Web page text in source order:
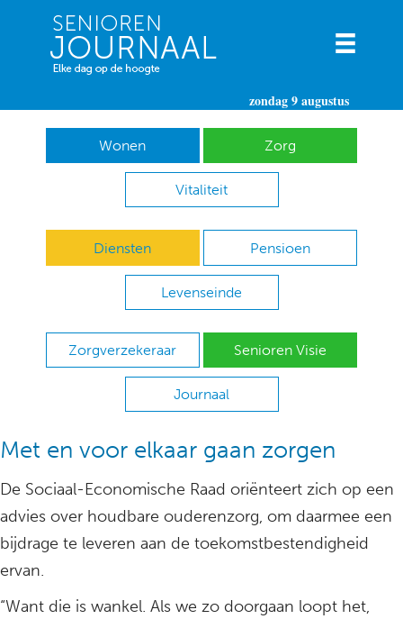
zondag 9 augustus
Wonen Zorg
Vitaliteit
Diensten Pensioen
Levenseinde
Zorgverzekeraar Senioren Visie
Journaal
Met en voor elkaar gaan zorgen
De Sociaal-Economische Raad oriënteert zich op een
advies over houdbare ouderenzorg, om daarmee een
bijdrage te leveren aan de toekomstbestendigheid
ervan.
“Want die is wankel. Als we zo doorgaan loopt het,